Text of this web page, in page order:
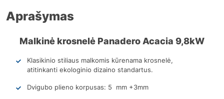
Aprašymas
Malkinė krosnelė Panadero Acacia 9,8kW
Klasikinio stiliaus malkomis kūrenama krosnelė,
atitinkanti ekologinio dizaino standartus.
Dvigubo plieno korpusas: 5 mm +3mm